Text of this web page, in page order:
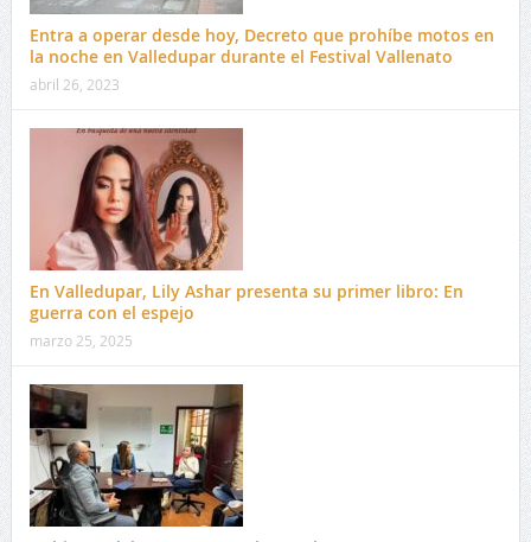
Entra a operar desde hoy, Decreto que prohíbe motos en
la noche en Valledupar durante el Festival Vallenato
abril 26, 2023
En Valledupar, Lily Ashar presenta su primer libro: En
guerra con el espejo
marzo 25, 2025